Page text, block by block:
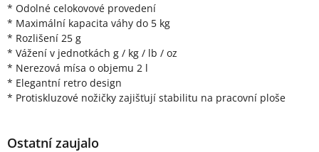
* Odolné celokovové provedení
* Maximální kapacita váhy do 5 kg
* Rozlišení 25 g
* Vážení v jednotkách g / kg / lb / oz
* Nerezová mísa o objemu 2 l
* Elegantní retro design
* Protiskluzové nožičky zajišťují stabilitu na pracovní ploše
Ostatní zaujalo